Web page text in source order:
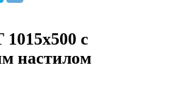
с
настилом